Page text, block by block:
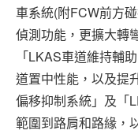
車系統(附FCW前方
偵測功能，更擴大轉
「LKAS車道維持輔
道置中性能，以及提
偏移抑制系統」及「
範圍到路肩和路緣，